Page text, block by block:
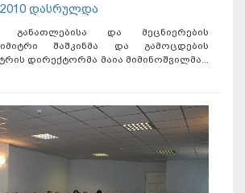
დასრულდა
განათლებისა და მეცნიერების
შაშკინმა და გამოცდების
დირექტორმა მაია მიმინოშვილმა...